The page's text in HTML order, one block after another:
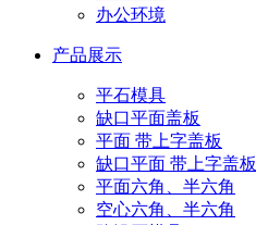
办公环境
产品展示
平石模具
缺口平面盖板
平面 带上字盖板
缺口平面 带上字盖板
平面六角、半六角
空心六角、半六角